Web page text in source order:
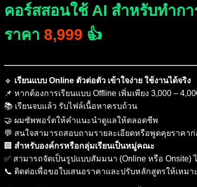
คอร์สสอนใช้ AI สำหรับทำก
ราคา 8,999 👍
🔹 เรียนแบบ Online ตัวต่อตัว เข้าใจง่าย ใช้งานได้จริง
📌 หากต้องการเรียนแบบ Offline เพิ่มเพียง 3,000 –
📚 เรียนจบแล้ว รับไฟล์เนื้อหาครบถ้วน
🤝 ผมซัพพอร์ตให้คำแนะนำดูแลให้ตลอดชีพ
💬 สนใจสามารถสอบถามรายละเอียดหรือพูดคุยราคาก่
🏢 สำหรับองค์กรหรือกลุ่มเรียนเป็นหมู่คณะ
✅ สามารถจัดเป็นรูปแบบสัมมนา (Online หรือ Onsite)
📞 ติดต่อเพื่อขอใบเสนอราคาและปรับหลักสูตรให้เหม